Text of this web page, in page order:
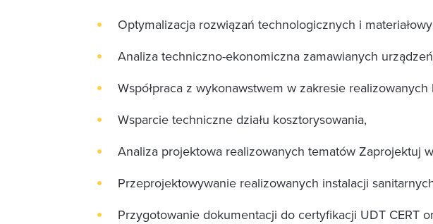
Optymalizacja rozwiązań technologicznych i
Analiza techniczno-ekonomiczna zamawianych
Współpraca z wykonawstwem w zakresie realizowanych
Wsparcie techniczne działu kosztorysowania,
Analiza projektowa realizowanych tematów Zaprojektuj
Przeprojektowywanie realizowanych instalacji
Przygotowanie dokumentacji do certyfikacji UDT CERT